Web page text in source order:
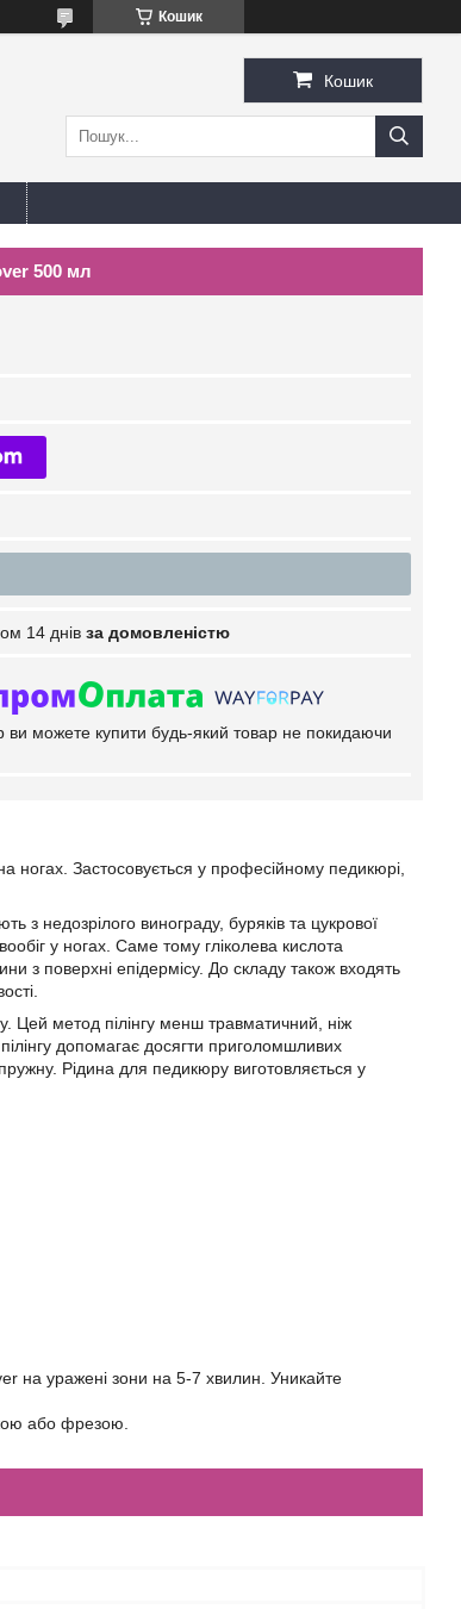
Кошик
Кошик
500 мл
14 днів за домовленістю
ви можете купити будь-який товар не покидаючи
ногах. Застосовується у професійному педикюрі,
з недозрілого винограду, буряків та цукрової
у ногах. Саме тому гліколева кислота
з поверхні епідермісу. До складу також входять
Цей метод пілінгу менш травматичний, ніж
допомагає досягти приголомшливих
Рідина для педикюру виготовляється у
на уражені зони на 5-7 хвилин. Уникайте
або фрезою.